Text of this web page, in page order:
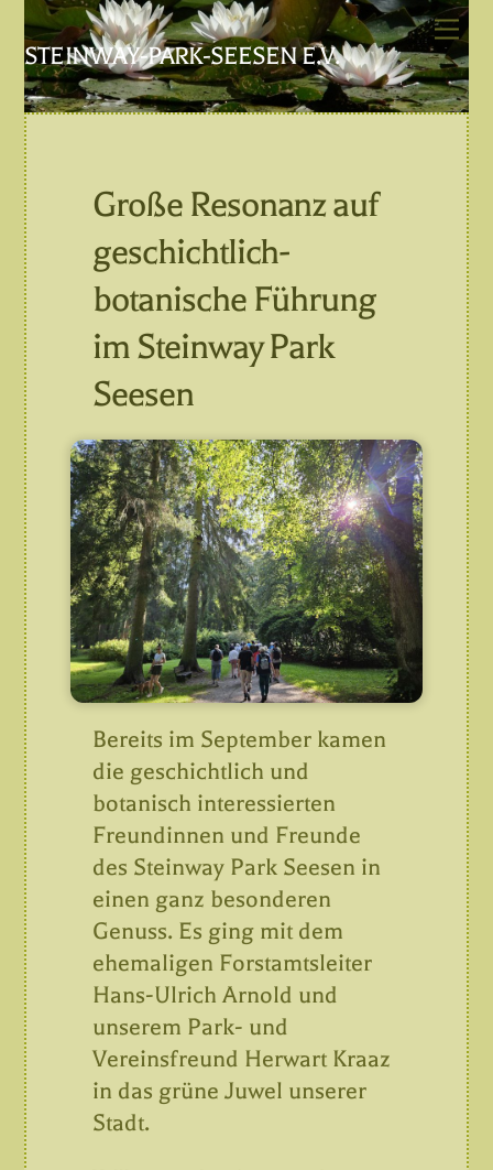
contentSTEINWAY-PARK-SEESEN E.V.
Große Resonanz auf
geschichtlich-
botanische Führung
im Steinway Park
Seesen
Bereits im September kamen
die geschichtlich und
botanisch interessierten
Freundinnen und Freunde
des Steinway Park Seesen in
einen ganz besonderen
Genuss. Es ging mit dem
ehemaligen Forstamtsleiter
Hans-Ulrich Arnold und
unserem Park- und
Vereinsfreund Herwart Kraaz
in das grüne Juwel unserer
Stadt.